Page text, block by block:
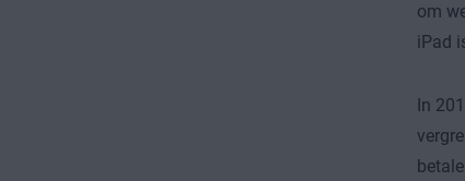
om
iPad
In